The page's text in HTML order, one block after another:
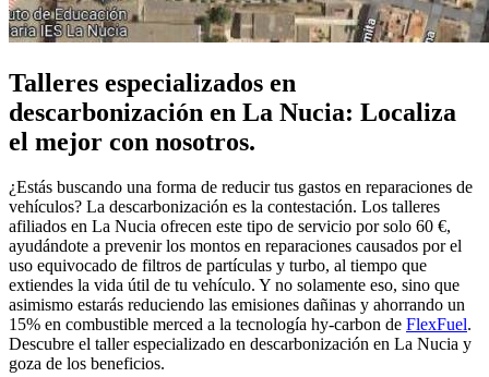
Talleres especializados en
descarbonización en La Nucia: Localiza
el mejor con nosotros.
¿Estás buscando una forma de reducir tus gastos en reparaciones de
vehículos? La descarbonización es la contestación. Los talleres
afiliados en La Nucia ofrecen este tipo de servicio por solo 60 €,
ayudándote a prevenir los montos en reparaciones causados por el
uso equivocado de filtros de partículas y turbo, al tiempo que
extiendes la vida útil de tu vehículo. Y no solamente eso, sino que
asimismo estarás reduciendo las emisiones dañinas y ahorrando un
15% en combustible merced a la tecnología hy-carbon de FlexFuel.
Descubre el taller especializado en descarbonización en La Nucia y
goza de los beneficios.